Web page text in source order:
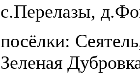
с.Перелазы,
посёлки:
Зеленая